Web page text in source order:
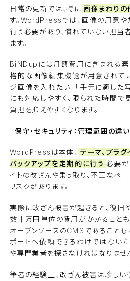
日常の更新では、特に 画像まわりの
す。WordPressでは、画像の用意
行う必要があり、慣れていない担当
ます。
BiNDupには月額費用に含まれる
格的な画像編集機能が用意されてい
ジ画像を入れたい」「手元に適した
にも対応しやすく、限られた時間
負担を抑えやすくなります。
保守・セキュリティ：管理範囲の違い
WordPressは本体、 テーマ、プラ
バックアップを定期的に行う 必要が
イトの改ざんや乗っ取り、不正なペ
リスクがあります。
実際に改ざん被害が起きると、復
数十万円単位の費用がかかること
オープンソースのCMSであることも
ポートへ依頼できるわけではない
や専門業者を探さなければなりませ
筆者の経験上、改ざん被害は珍しい